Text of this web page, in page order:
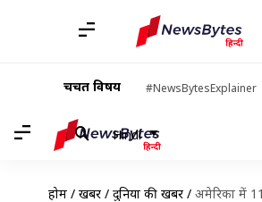
चर्चित विषय #NewsBytesExplainer
Hindi
होम / खबरें / दुनिया की खबरें / अमेरिका में